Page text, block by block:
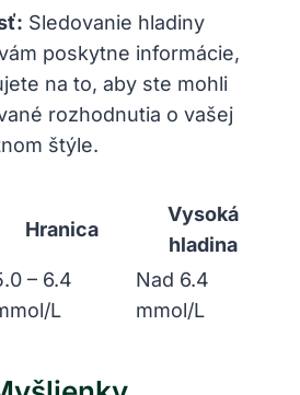
Sledovanie hladiny
poskytne ‌informácie,
na to,⁤ aby ste ⁤mohli
rozhodnutia o vašej
štýle.
Hranica
Vysoká
⁤hladina
– 6.4
L
Nad 6.4⁣
mmol/L